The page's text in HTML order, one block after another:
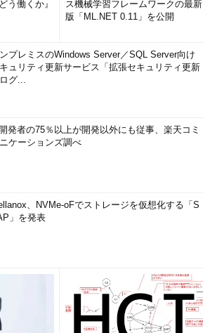
う働くか』
ス機械学習フレームワークの最新
版「ML.NET 0.11」を公開
プレミスのWindows Server／SQL Server向け
ュリティ更新サービス「拡張セキュリティ更新
グ...
発者の75％以上が開発以外にも従事、楽天コミ
ケーションズ調べ
、NVMe-oFでストレージを仮想化する「S
」を発表